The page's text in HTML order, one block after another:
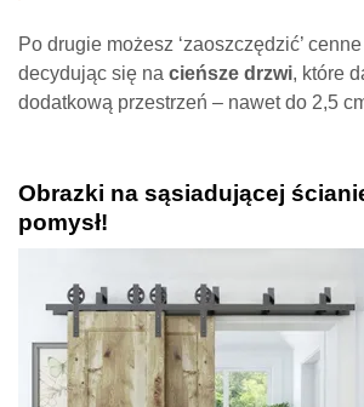
Po drugie możesz ‘zaoszczędzić’
decydując się na cieńsze drzwi, które
dodatkową przestrzeń – nawet do 2,5
Obrazki na sąsiadującej
pomysł!